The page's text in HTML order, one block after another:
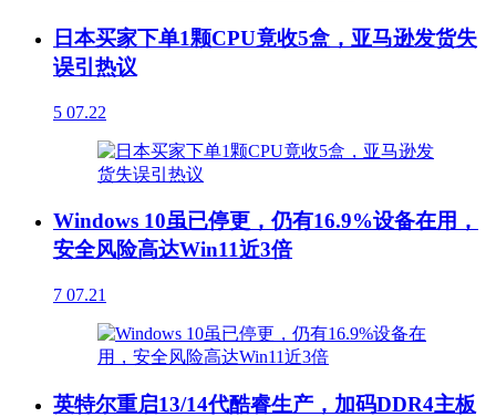
日本买家下单1颗CPU竟收5盒，亚马逊发货失
误引热议
5 07.22
Windows 10虽已停更，仍有16.9%设备在用，
安全风险高达Win11近3倍
7 07.21
英特尔重启13/14代酷睿生产，加码DDR4主板